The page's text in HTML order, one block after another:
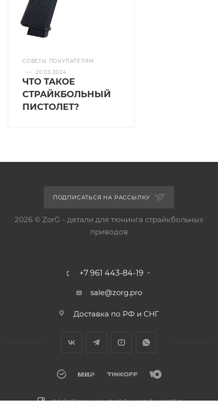
СОВЕТЫ ПОКУПАТЕЛЯМ
—
20.03.2024
ЧТО ТАКОЕ
СТРАЙКБОЛЬНЫЙ
ПИСТОЛЕТ?
ПОДПИСАТЬСЯ НА РАССЫЛКУ
2026 © ZorG - детали для тюнинга страйкбольных
приводов
+7 961 443-84-19
sale@zorg.pro
Доставка по РФ и СНГ
ПОЛИТИКА КОНФИДЕНЦИАЛЬНОСТИ